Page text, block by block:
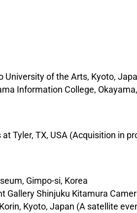
University of the Arts, Kyoto,
Information College,
Tyler, TX, USA (Acquisition in
Gimpo-si, Korea
Gallery Shinjuku Kitamura
Kyoto, Japan (A satellite